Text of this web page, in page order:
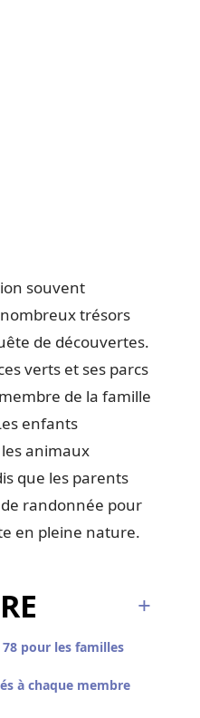
souvent
trésors
de découvertes.
verts et ses parcs
de la famille
enfants
animaux
que les parents
randonnée pour
en pleine nature.
78 pour les familles
à chaque membre